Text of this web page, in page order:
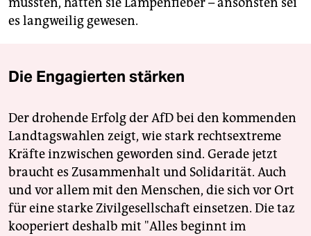
es langweilig gewesen.
Die Engagierten stärken
Der drohende Erfolg der AfD bei den kommenden
Landtagswahlen zeigt, wie stark rechtsextreme
Kräfte inzwischen geworden sind. Gerade jetzt
braucht es Zusammenhalt und Solidarität. Auch
und vor allem mit den Menschen, die sich vor Ort
für eine starke Zivilgesellschaft einsetzen. Die taz
kooperiert deshalb mit "Alles beginnt im